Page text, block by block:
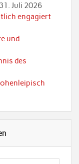
31. Juli 2026
engagiert
und
des